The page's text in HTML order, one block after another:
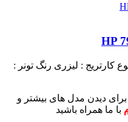
کارتریج : لیزری رنگ تونر :
برای دیدن مدل های بیشتر و
با ما همراه باشید